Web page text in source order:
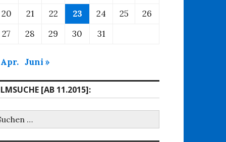
20
21 22 23 24 25
26
27
28 29 30 31
Apr. Juni »
[AB 11.2015]: